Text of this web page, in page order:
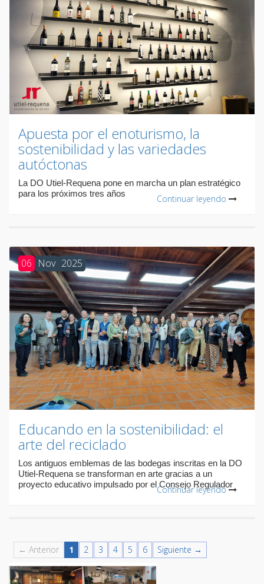
Apuesta por el enoturismo, la
sostenibilidad y las variedades
autóctonas
La DO Utiel-Requena pone en marcha un plan estratégico
para los próximos tres años
Continuar leyendo
06 Nov 2025
Educando en la sostenibilidad: el
arte del reciclado
Los antiguos emblemas de las bodegas inscritas en la DO
Utiel-Requena se transforman en arte gracias a un
proyecto educativo impulsado por el Consejo Regulador
Continuar leyendo
← Anterior 1 2 3 4 5 6 Siguiente →